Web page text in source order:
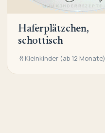
Haferplätzchen,
schottisch
Kleinkinder (ab 12 Monate)